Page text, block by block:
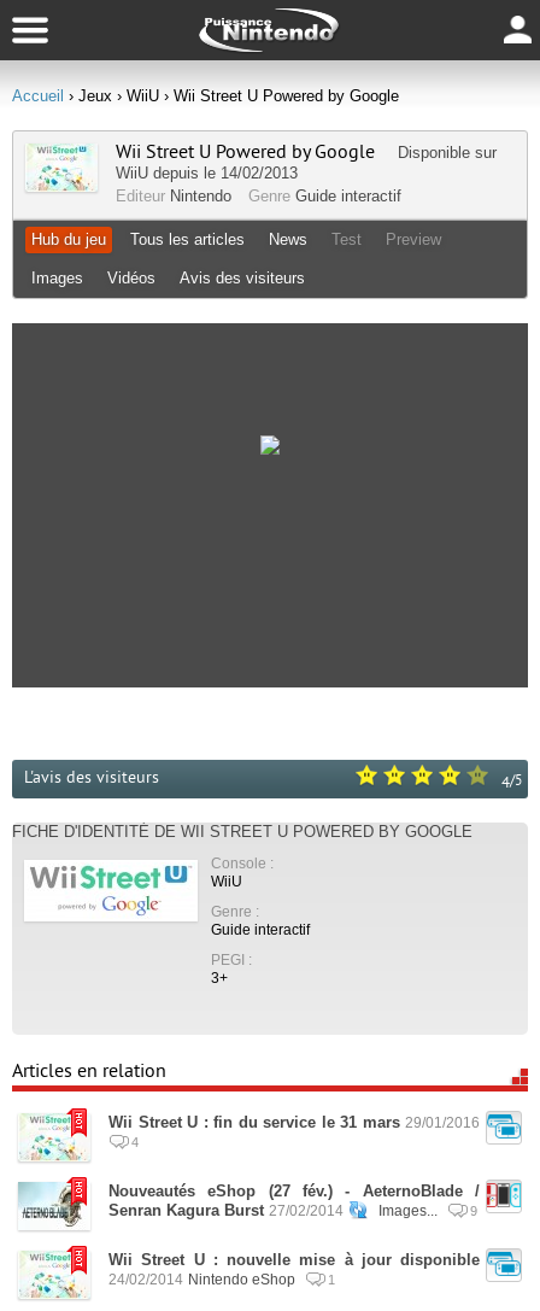
Accueil › Jeux › WiiU › Wii Street U Powered by Google
Wii Street U Powered by Google
Disponible sur
WiiU depuis le 14/02/2013
Editeur Nintendo Genre Guide interactif
Hub du jeu Tous les articles News Test Preview
Images Vidéos Avis des visiteurs
4/5
L'avis des visiteurs
FICHE D'IDENTITÉ DE WII STREET U POWERED BY GOOGLE
Console :
WiiU
Genre :
Guide interactif
PEGI :
3+
Articles en relation
Wii Street U : fin du service le 31 mars 29/01/2016
4
Nouveautés eShop (27 fév.) - AeternoBlade /
Senran Kagura Burst 27/02/2014 Images... 9
Wii Street U : nouvelle mise à jour disponible
24/02/2014 Nintendo eShop 1